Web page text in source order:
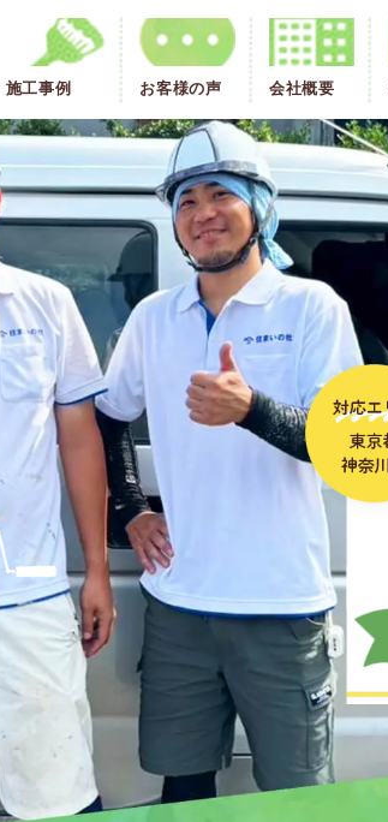
施工事例 お客様の声 会社概要